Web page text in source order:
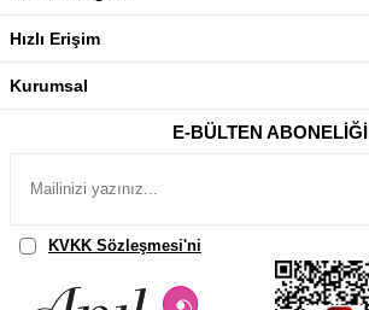
Hızlı Erişim
Kurumsal
E-BÜLTEN ABONELIĞI
KVKK Sözleşmesi'ni